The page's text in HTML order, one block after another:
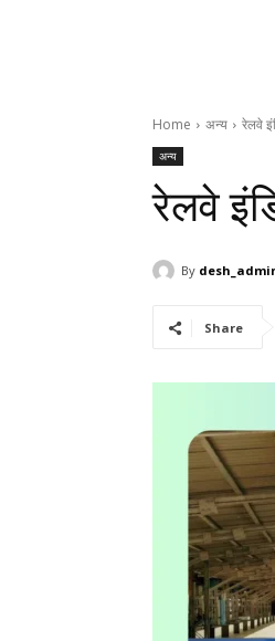
Home अन्य रेलवे
अन्य
रेलवे
By
Share